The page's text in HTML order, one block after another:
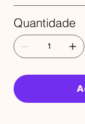
Quantidade